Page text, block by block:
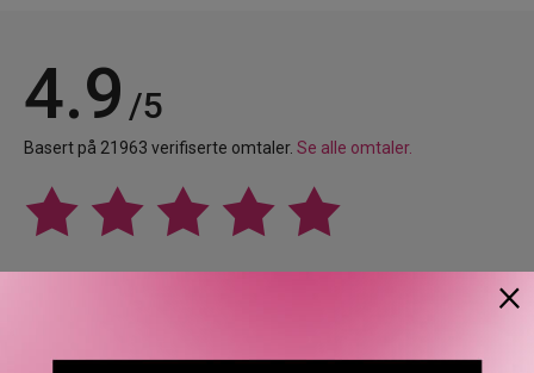
4.9 /5
Basert på 21963 verifiserte omtaler. Se alle omtaler.
×